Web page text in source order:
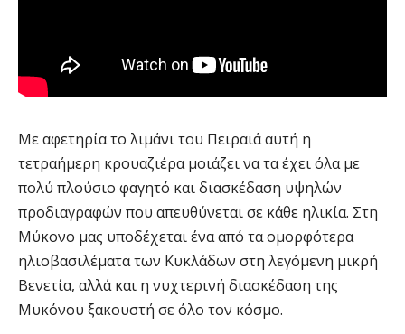
Με αφετηρία το λιμάνι του Πειραιά αυτή η
τετραήμερη κρουαζιέρα μοιάζει να τα έχει όλα με
πολύ πλούσιο φαγητό και διασκέδαση υψηλών
προδιαγραφών που απευθύνεται σε κάθε ηλικία. Στη
Μύκονο μας υποδέχεται ένα από τα ομορφότερα
ηλιοβασιλέματα των Κυκλάδων στη λεγόμενη μικρή
Βενετία, αλλά και η νυχτερινή διασκέδαση της
Μυκόνου ξακουστή σε όλο τον κόσμο.